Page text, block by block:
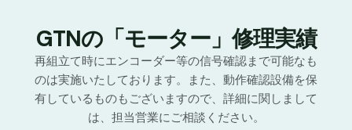
GTNの「モーター」修理実績
再組立て時にエンコーダー等の信号確認まで可能なも
のは実施いたしております。また、動作確認設備を保
有しているものもございますので、詳細に関しまして
は、担当営業にご相談ください。